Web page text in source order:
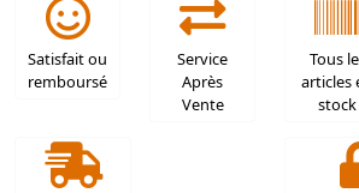
Satisfait ou
remboursé
Service
Après
Vente
Tous
articles
stock